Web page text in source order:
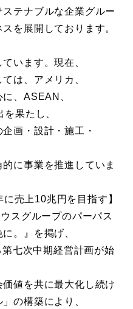
テナブルな企業グルー
を展開しております。
います。現在、
は、アメリカ、
、ASEAN、
果たし、
画・設計・施工・
に事業を推進していま
売上10兆円を目指す】
スグループのパーパス
。』を掲げ、
七次中期経営計画が始
値を共に最大化し続け
の構築により、